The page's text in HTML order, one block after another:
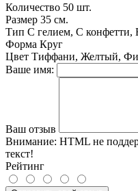
Количество 50 шт.
Размер 35 см.
Тип С гелием, С конфетти,
Форма Круг
Цвет Тиффани, Желтый,
Ваше имя:
Ваш отзыв
Внимание: HTML не
текст!
Рейтинг